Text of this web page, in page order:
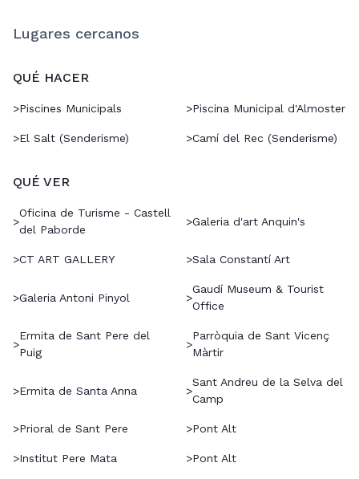
Lugares cercanos
QUÉ HACER
>Piscines Municipals >Piscina Municipal d'Almoster
>El Salt (Senderisme) >Camí del Rec (Senderisme)
QUÉ VER
>
Oficina de Turisme - Castell
del Paborde
>Galeria d'art Anquin's
>CT ART GALLERY >Sala Constantí Art
>Galeria Antoni Pinyol >
Gaudí Museum & Tourist
Office
>
Ermita de Sant Pere del
Puig
>
Parròquia de Sant Vicenç
Màrtir
>Ermita de Santa Anna >
Sant Andreu de la Selva del
Camp
>Prioral de Sant Pere >Pont Alt
>Institut Pere Mata >Pont Alt